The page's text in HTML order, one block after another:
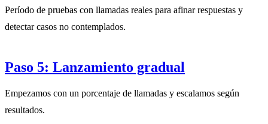
Período de pruebas con llamadas reales para afinar respuestas y
detectar casos no contemplados.
Paso 5: Lanzamiento gradual
Empezamos con un porcentaje de llamadas y escalamos según
resultados.